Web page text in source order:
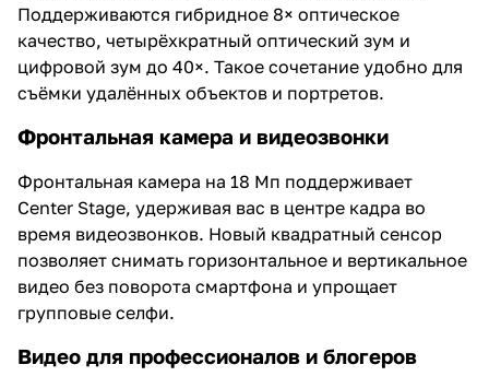
Поддерживаются гибридное 8× оптическое
качество, четырёхкратный оптический зум и
цифровой зум до 40×. Такое сочетание удобно для
съёмки удалённых объектов и портретов.
Фронтальная камера и видеозвонки
Фронтальная камера на 18 Мп поддерживает
Center Stage, удерживая вас в центре кадра во
время видеозвонков. Новый квадратный сенсор
позволяет снимать горизонтальное и вертикальное
видео без поворота смартфона и упрощает
групповые селфи.
Видео для профессионалов и блогеров